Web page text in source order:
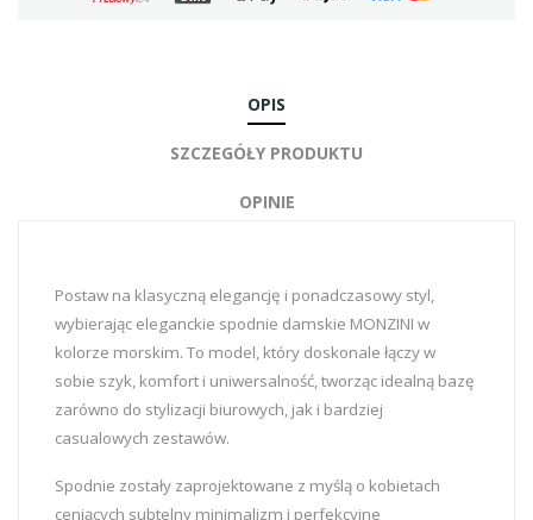
OPIS
SZCZEGÓŁY PRODUKTU
OPINIE
Postaw na klasyczną elegancję i ponadczasowy styl,
wybierając eleganckie spodnie damskie MONZINI w
kolorze morskim. To model, który doskonale łączy w
sobie szyk, komfort i uniwersalność, tworząc idealną bazę
zarówno do stylizacji biurowych, jak i bardziej
casualowych zestawów.
Spodnie zostały zaprojektowane z myślą o kobietach
ceniących subtelny minimalizm i perfekcyjne